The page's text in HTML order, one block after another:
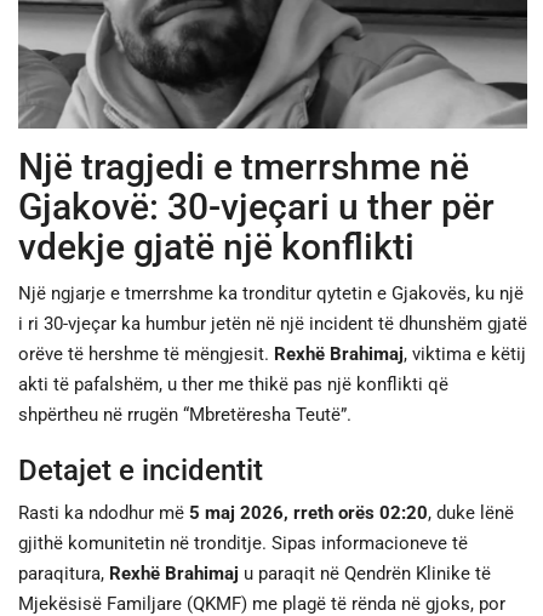
JETA
SPORTI
SHENDETI
Një tragjedi e tmerrshme në
Gjakovë: 30-vjeçari u ther për
vdekje gjatë një konflikti
Një ngjarje e tmerrshme ka tronditur qytetin e Gjakovës, ku një
i ri 30-vjeçar ka humbur jetën në një incident të dhunshëm gjatë
orëve të hershme të mëngjesit. Rexhë Brahimaj, viktima e këtij
akti të pafalshëm, u ther me thikë pas një konflikti që
shpërtheu në rrugën “Mbretëresha Teutë”.
Detajet e incidentit
Rasti ka ndodhur më 5 maj 2026, rreth orës 02:20, duke lënë
gjithë komunitetin në tronditje. Sipas informacioneve të
paraqitura, Rexhë Brahimaj u paraqit në Qendrën Klinike të
Mjekësisë Familjare (QKMF) me plagë të rënda në gjoks, por